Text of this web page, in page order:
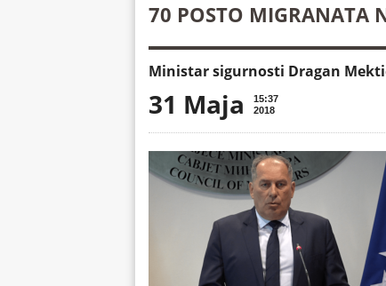
70 POSTO MIGRANATA
Ministar sigurnosti Dragan
31 Maja
15:37
2018